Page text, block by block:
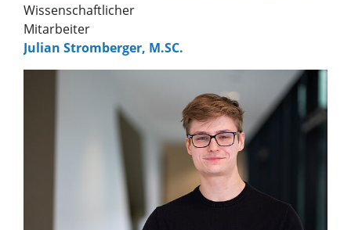
Wissenschaftlicher
Mitarbeiter
Julian Stromberger, M.SC.